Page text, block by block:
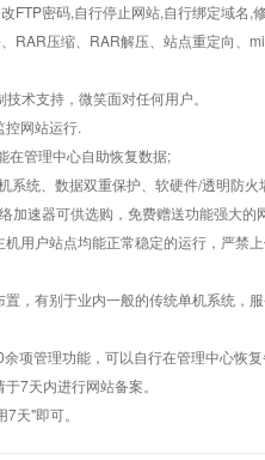
FTP密码,自行停止网站,自行绑定域名,
RAR压缩、RAR解压、站点重定向、
术支持，微笑面对任何用户。
控网站运行.
在管理中心自助恢复数据;
系统、数据双重保护、软硬件/透明防火
加速器可供选购，免费赠送功能强大
用户站点均能正常稳定的运行，严禁
，有别于业内一般的传统单机系统，
项管理功能，可以自行在管理中心恢
7天内进行网站备案。
天"即可。